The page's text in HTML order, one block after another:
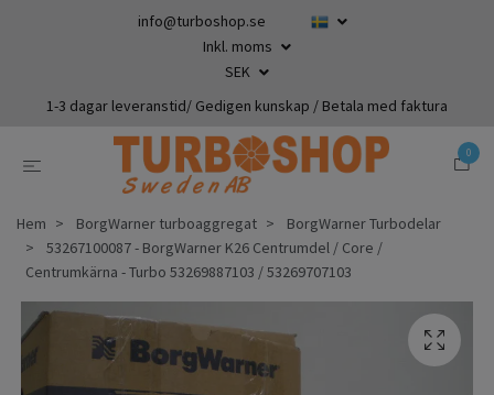
info@turboshop.se
Inkl. moms
SEK
1-3 dagar leveranstid/ Gedigen kunskap / Betala med faktura
0
Hem BorgWarner turboaggregat
BorgWarner Turbodelar
53267100087 - BorgWarner K26 Centrumdel / Core /
Centrumkärna - Turbo 53269887103 / 53269707103